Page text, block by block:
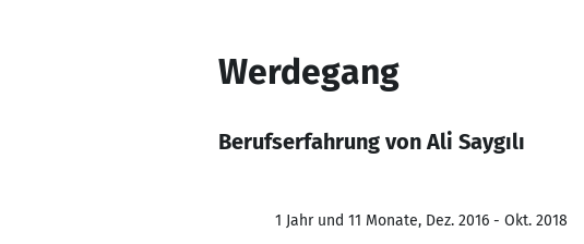
Werdegang
Berufserfahrung von Ali Saygılı
1 Jahr und 11 Monate, Dez. 2016 - Okt. 2018